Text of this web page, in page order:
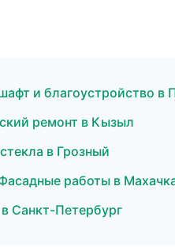
и благоустройство в
ремонт в Кызыл
в Грозный
работы в
Санкт-Петербург